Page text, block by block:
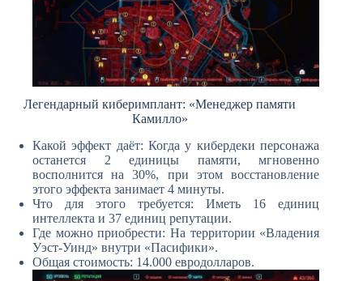
Легендарный киберимплант: «Менеджер памяти
Камилло»
Какой эффект даёт: Когда у кибердеки персонажа
останется 2 единицы памяти, мгновенно
восполнится на 30%, при этом восстановление
этого эффекта занимает 4 минуты.
Что для этого требуется: Иметь 16 единиц
интеллекта и 37 единиц репутации.
Где можно приобрести: На территории «Владения
Уэст-Уинд» внутри «Пасифики».
Общая стоимость: 14.000 евродолларов.